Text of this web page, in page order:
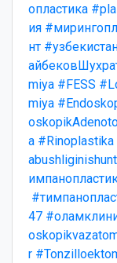
опластика
ия
нт
miya #FESS
miya
a #Rinoplastika
47
r